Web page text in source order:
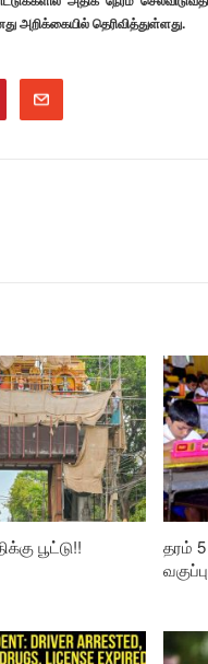
அறிக்கையில் தெரிவித்துள்ளது.
பூட்டு!!
தரம் 5